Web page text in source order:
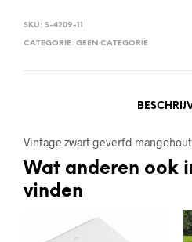
SKU: S-4209-11
CATEGORIE: GEEN CATEGORIE
Vintage zwart geverfd mangohout
Wat anderen ook
vinden